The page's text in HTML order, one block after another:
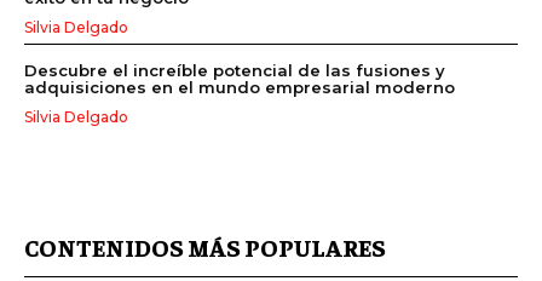
Silvia Delgado
Descubre el increíble potencial de las fusiones y
adquisiciones en el mundo empresarial moderno
Silvia Delgado
CONTENIDOS MÁS POPULARES